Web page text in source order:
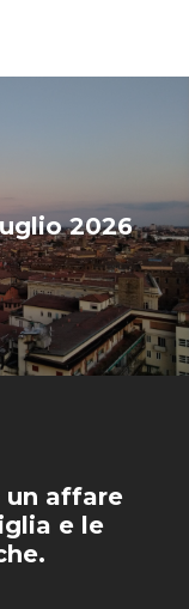
2026
un affare
e le